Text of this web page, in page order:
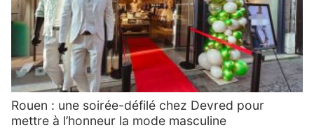
Rouen : une soirée-défilé chez Devred pour
mettre à l’honneur la mode masculine